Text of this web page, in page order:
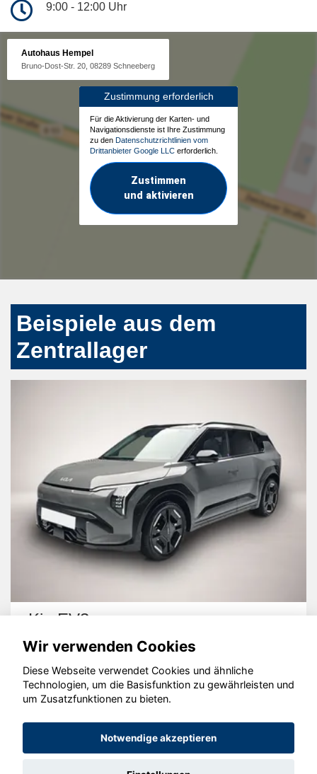
9:00 - 12:00 Uhr
Autohaus Hempel
Bruno-Dost-Str. 20, 08289 Schneeberg
Zustimmung erforderlich
Für die Aktivierung der Karten- und
Navigationsdienste ist Ihre Zustimmung
zu den Datenschutzrichtlinien vom
Drittanbieter Google LLC erforderlich.
Zustimmen
und aktivieren
Beispiele aus dem
Zentrallager
Kia EV3
© konjunkturmotor.de GmbH 2020 - 2026
Wir verwenden Cookies
Diese Webseite verwendet Cookies und ähnliche
Technologien, um die Basisfunktion zu gewährleisten und
um Zusatzfunktionen zu bieten.
Notwendige akzeptieren